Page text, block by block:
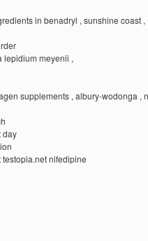
in benadryl , sunshine coast ,
lepidium meyenii ,
supplements , albury-wodonga ,
day
nifedipine